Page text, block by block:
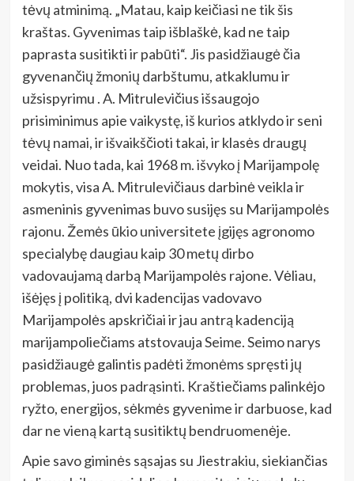
tėvų atminimą. „Matau, kaip keičiasi ne tik šis
kraštas. Gyvenimas taip išblaškė, kad ne taip
paprasta susitikti ir pabūti“. Jis pasidžiaugė čia
gyvenančių žmonių darbštumu, atkaklumu ir
užsispyrimu . A. Mitrulevičius išsaugojo
prisiminimus apie vaikystę, iš kurios atklydo ir seni
tėvų namai, ir išvaikščioti takai, ir klasės draugų
veidai. Nuo tada, kai 1968 m. išvyko į Marijampolę
mokytis, visa A. Mitrulevičiaus darbinė veikla ir
asmeninis gyvenimas buvo susijęs su Marijampolės
rajonu. Žemės ūkio universitete įgijęs agronomo
specialybę daugiau kaip 30 metų dirbo
vadovaujamą darbą Marijampolės rajone. Vėliau,
išėjęs į politiką, dvi kadencijas vadovavo
Marijampolės apskričiai ir jau antrą kadenciją
marijampoliečiams atstovauja Seime. Seimo narys
pasidžiaugė galintis padėti žmonėms spręsti jų
problemas, juos padrąsinti. Kraštiečiams palinkėjo
ryžto, energijos, sėkmės gyvenime ir darbuose, kad
dar ne vieną kartą susitiktų bendruomenėje.
Apie savo giminės sąsajas su Jiestrakiu, siekiančias